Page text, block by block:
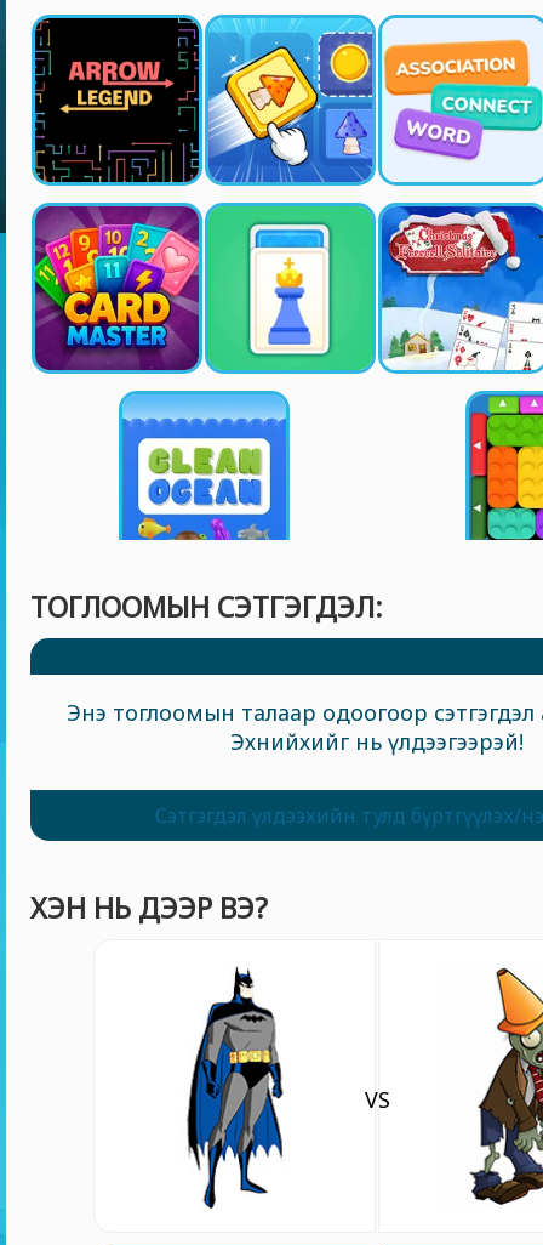
ТОГЛООМЫН СЭТГЭГДЭЛ:
Энэ тоглоомын талаар одоогоор сэтгэгдэл
Эхнийхийг нь үлдээгээрэй!
Сэтгэгдэл үлдээхийн тулд бүртгүүлэх/
ХЭН НЬ ДЭЭР ВЭ?
VS